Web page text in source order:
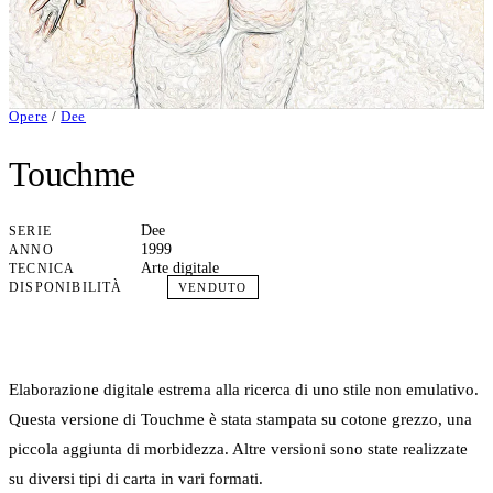
Opere /Dee
Touchme
SERIE Dee
ANNO 1999
TECNICA Arte digitale
DISPONIBILITÀ VENDUTO
Elaborazione digitale estrema alla ricerca di uno stile non emulativo.
Questa versione di Touchme è stata stampata su cotone grezzo, una
piccola aggiunta di morbidezza. Altre versioni sono state realizzate
su diversi tipi di carta in vari formati.